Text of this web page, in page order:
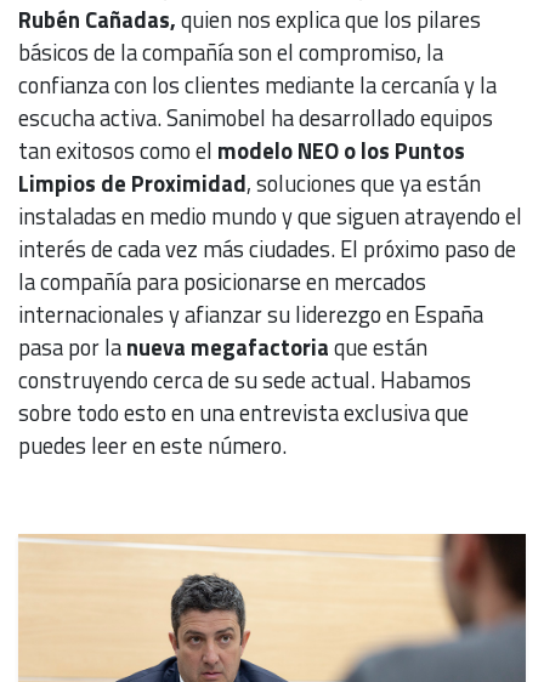
Rubén Cañadas,quien nos explica que los pilares
básicos de la compañía son el compromiso, la
confianza con los clientes mediante la cercanía y la
escucha activa. Sanimobel ha desarrollado equipos
tan exitosos como el modelo NEO o los Puntos
Limpios de Proximidad, soluciones que ya están
instaladas en medio mundo y que siguen atrayendo el
interés de cada vez más ciudades. El próximo paso de
la compañía para posicionarse en mercados
internacionales y afianzar su liderezgo en España
pasa por lanueva megafactoriaque están
construyendo cerca de su sede actual. Habamos
sobre todo esto en una entrevista exclusiva que
puedes leer en este número.